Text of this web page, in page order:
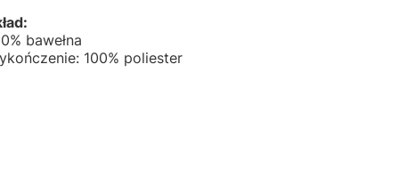
bawełna
100% poliester